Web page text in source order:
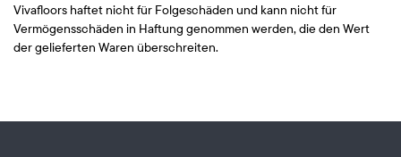
Vivafloors haftet nicht für Folgeschäden und kann nicht für
Vermögensschäden in Haftung genommen werden, die den Wert
der gelieferten Waren überschreiten.